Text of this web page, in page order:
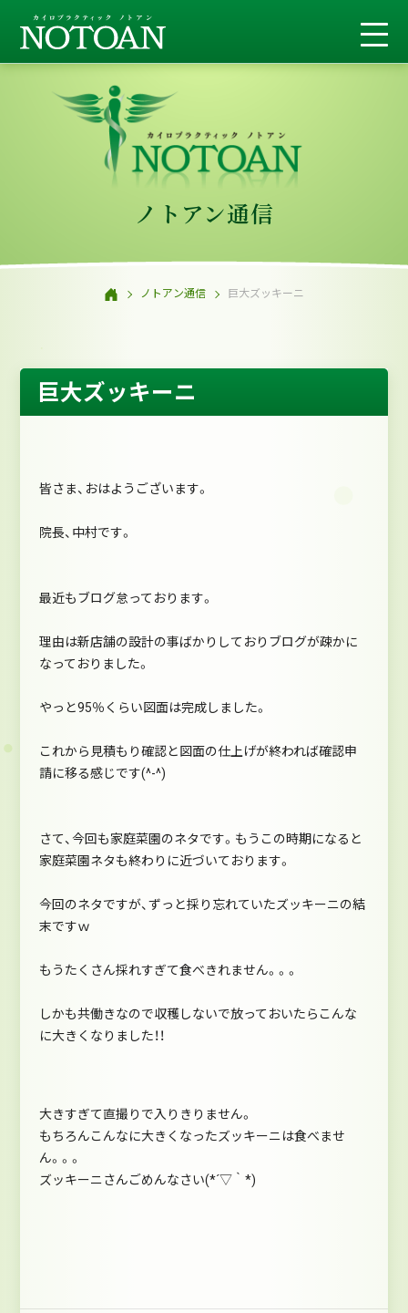
ノトアン通信
ノトアン通信 巨大ズッキーニ
巨大ズッキーニ
皆さま、おはようございます。
院長、中村です。
最近もブログ怠っております。
理由は新店舗の設計の事ばかりしておりブログが疎かに
なっておりました。
やっと95％くらい図面は完成しました。
これから見積もり確認と図面の仕上げが終われば確認申
請に移る感じです(^-^)
さて、今回も家庭菜園のネタです。もうこの時期になると
家庭菜園ネタも終わりに近づいております。
今回のネタですが、ずっと採り忘れていたズッキーニの結
末ですｗ
もうたくさん採れすぎて食べきれません。。。
しかも共働きなので収穫しないで放っておいたらこんな
に大きくなりました！！
大きすぎて直撮りで入りきりません。
もちろんこんなに大きくなったズッキーニは食べませ
ん。。。
ズッキーニさんごめんなさい(*´▽｀*)